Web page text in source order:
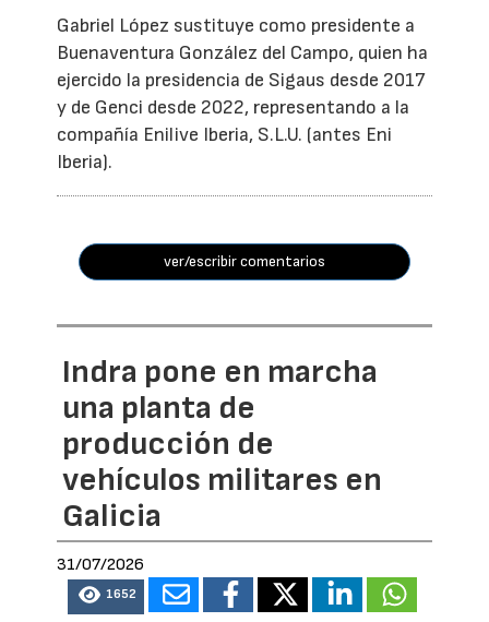
Gabriel López sustituye como presidente a
Buenaventura González del Campo, quien ha
ejercido la presidencia de Sigaus desde 2017
y de Genci desde 2022, representando a la
compañía Enilive Iberia, S.L.U. (antes Eni
Iberia).
ver/escribir comentarios
Indra pone en marcha
una planta de
producción de
vehículos militares en
Galicia
31/07/2026
1652